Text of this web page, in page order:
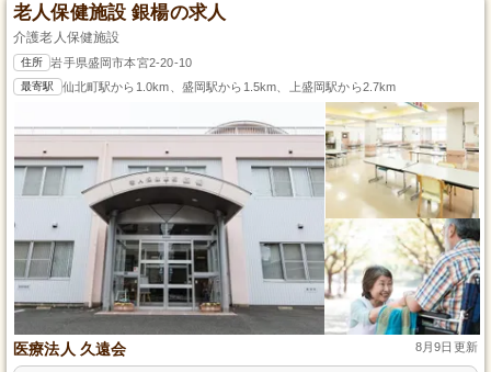
老人保健施設 銀楊の求人
介護老人保健施設
住所 岩手県盛岡市本宮2-20-10
最寄駅 仙北町駅から1.0km、盛岡駅から1.5km、上盛岡駅から2.7km
医療法人 久遠会 8月9日更新